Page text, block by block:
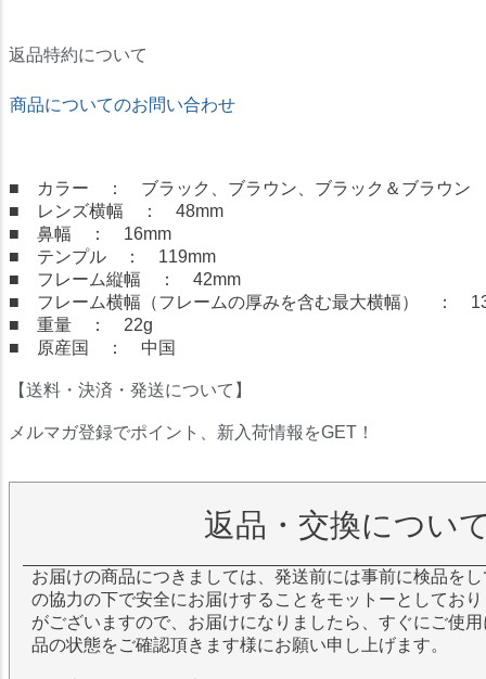
返品特約について
商品についてのお問い合わせ
■ カラー ： ブラック、ブラウン、ブラック＆ブラウン
■ レンズ横幅 ： 48mm
■ 鼻幅 ： 16mm
■ テンプル ： 119mm
■ フレーム縦幅 ： 42mm
■ フレーム横幅（フレームの厚みを含む最大横幅） ：
■ 重量 ： 22g
■ 原産国 ： 中国
【送料・決済・発送について】
メルマガ登録でポイント、新入荷情報をGET！
返品・交換につい
お届けの商品につきましては、発送前には事前に検品を
の協力の下で安全にお届けすることをモットーとしてお
がございますので、お届けになりましたら、すぐにご使
品の状態をご確認頂きます様にお願い申し上げます。